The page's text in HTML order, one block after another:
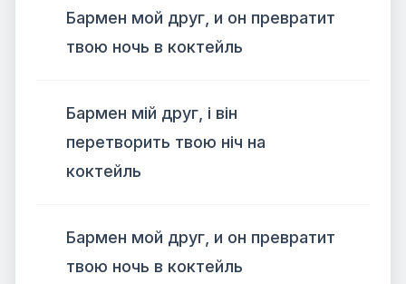
Бармен мой друг, и он превратит
твою ночь в коктейль
Бармен мій друг, і він
перетворить твою ніч на
коктейль
Бармен мой друг, и он превратит
твою ночь в коктейль